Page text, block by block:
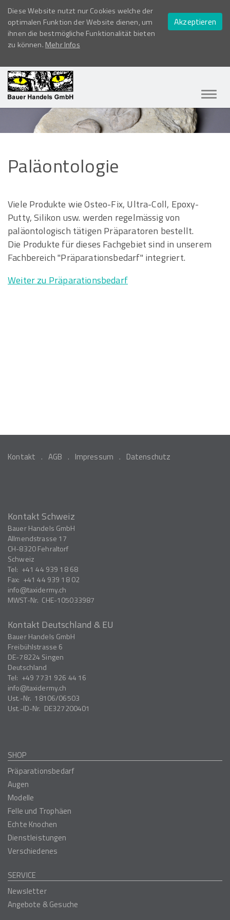
Diese Website nutzt nur Cookies welche der
optimalen Funktion der Website dienen, um
ihnen die bestmögliche Funktionalität bieten
zu können. Mehr Infos
Akzeptieren
ein-/
Paläontologie
Viele Produkte wie Osteo-Fix, Ultra-Coll, Epoxy-
Putty, Silikon usw. werden regelmässig von
paläontologisch tätigen Präparatoren bestellt.
Die Produkte für dieses Fachgebiet sind in unserem
Fachbereich "Präparationsbedarf" integriert.
Weiter zu Präparationsbedarf
Kontakt AGB Impressum Datenschutz
Kontakt Schweiz
Bauer Handels GmbH
Allmendstrasse 17
CH-8320Fehraltorf
Schweiz
Tel: +41 44 939 18 68
Fax: +41 44 939 18 02
info
taxidermy.ch
MWST-Nr. CHE-105033987
Kontakt Deutschland & EU
Bauer Handels GmbH
Freibühlstrasse 6
DE-78224 Singen
Deutschland
Tel: +49 7731 926 44 16
info
taxidermy.ch
Ust.-Nr. 18106/06503
Ust.-ID-Nr. DE327200401
SHOP
Präparationsbedarf
Augen
Modelle
Felle und Trophäen
Echte Knochen
Dienstleistungen
Verschiedenes
SERVICE
Newsletter
Angebote & Gesuche